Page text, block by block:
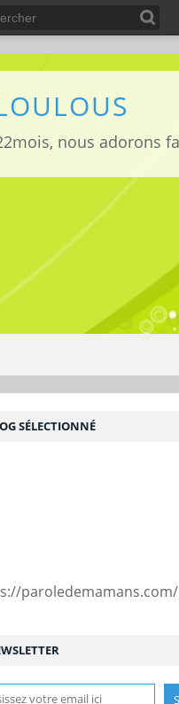
SÉLECTIONNÉ
paroledemamans.com/